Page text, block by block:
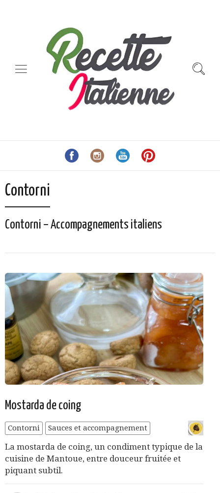
Contorni
Contorni – Accompagnements italiens
Mostarda de coing
Contorni Sauces et accompagnement
La mostarda de coing, un condiment typique de la
cuisine de Mantoue, entre douceur fruitée et
piquant subtil.